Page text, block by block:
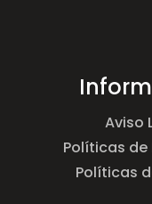
Aviso
Políticas de
Políticas